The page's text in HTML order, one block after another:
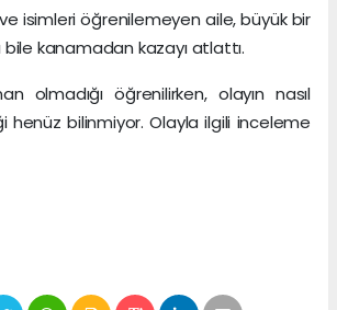
isimleri öğrenilemeyen aile, büyük bir
kanamadan kazayı atlattı.
olmadığı öğrenilirken, olayın nasıl
henüz bilinmiyor. Olayla ilgili inceleme